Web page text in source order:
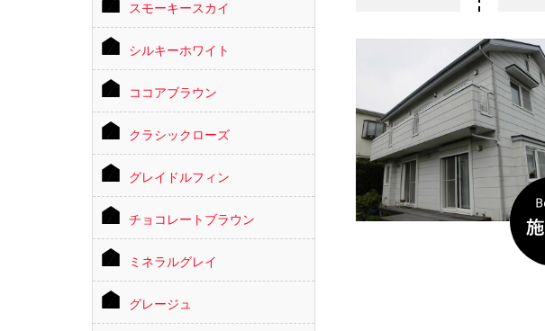
スモーキースカイ
シルキーホワイト
ココアブラウン
クラシックローズ
グレイドルフィン
チョコレートブラウン
ミネラルグレイ
グレージュ